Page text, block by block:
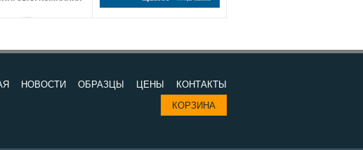
НОВОСТИ ОБРАЗЦЫ ЦЕНЫ
КОНТАКТЫ
КОРЗИНА